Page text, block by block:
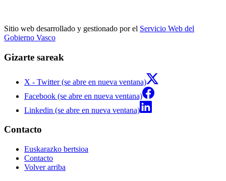
Sitio web desarrollado y gestionado por el Servicio Web del
Gobierno Vasco
Gizarte sareak
X - Twitter (se abre en nueva ventana)
Facebook (se abre en nueva ventana)
Linkedin (se abre en nueva ventana)
Contacto
Euskarazko bertsioa
Contacto
Volver arriba